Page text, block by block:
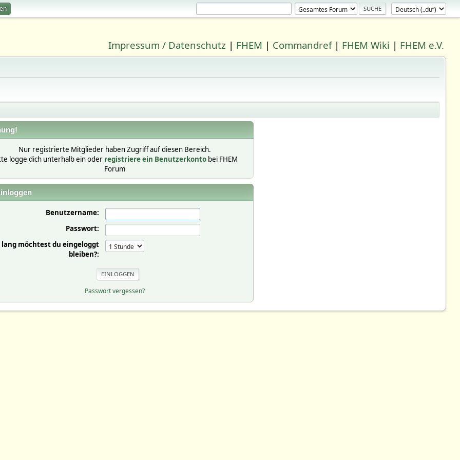
Impressum / Datenschutz | FHEM | Commandref| FHEM Wiki | FHEM e.V.
Nur registrierte Mitglieder haben Zugriff auf diesen Bereich.
logge dich unterhalb ein oder registriere ein Benutzerkontobei FHEM
Forum
Benutzername:
Passwort:
lang möchtest du eingeloggt
bleiben?:
Passwort vergessen?